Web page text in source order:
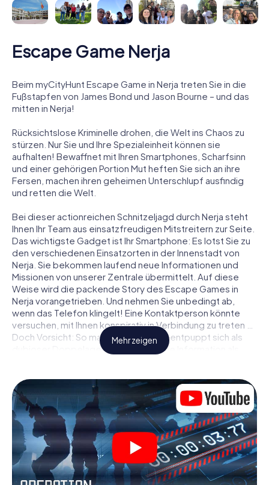
Escape Game Nerja
Beim myCityHunt Escape Game in Nerja treten Sie in die
Fußstapfen von James Bond und Jason Bourne – und das
mitten in Nerja!
Rücksichtslose Kriminelle drohen, die Welt ins Chaos zu
stürzen. Nur Sie und Ihre Spezialeinheit können sie
aufhalten! Bewaffnet mit Ihren Smartphones, Scharfsinn
und einer gehörigen Portion Mut heften Sie sich an ihre
Fersen, machen ihren geheimen Unterschlupf ausfindig
und retten die Welt.
Bei dieser actionreichen Schnitzeljagd durch Nerja steht
Ihnen Ihr Team aus einsatzfreudigen Mitstreitern zur Seite.
Das wichtigste Gadget ist Ihr Smartphone: Es lotst Sie zu
den verschiedenen Einsatzorten in der Innenstadt von
Nerja. Sie bekommen laufend neue Informationen und
Missionen von unserer Zentrale übermittelt. Auf diese
Weise wird die packende Story des Escape Games in
Nerja vorangetrieben. Und nehmen Sie unbedingt ab,
wenn das Telefon klingelt! Eine Kontaktperson könnte
versuchen, mit Ihnen konspirativ in Verbindung zu treten …
Doch Vorsicht: So mancher Informant entpuppt sich als
dubioser Doppelagent und so manche Information als
Sie niemandem!
Anders als in einem klassischen Escape Room in Nerja sind
Sie also nicht in ein Zimmer eingesperrt, aus dem Sie sich
in einem vorgegebenen Zeitfenster befreien müssen.
Diese Smartphone Schnitzeljagd erklärt ganz Nerja zu
Ihrem persönlichen Spielfeld! Die technische
Voraussetzung für Ihr Agentenabenteuer in Nerja: Ein
Smartphone mit Zugang ins mobile Internet. Per Klick
Mehr zeigen